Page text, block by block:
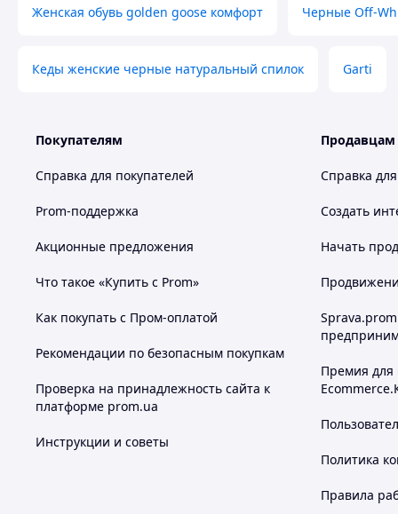
Женская обувь golden goose комфорт Черные Off-
Кеды женские черные натуральный спилок Garti
Покупателям
Справка для покупателей
Prom-поддержка
Акционные предложения
Что такое «Купить с Prom»
Как покупать с Пром-оплатой
Рекомендации по безопасным покупкам
Проверка на принадлежность сайта к
платформе prom.ua
Инструкции и советы
Продавцам
Справка
Создать
Начать
Премия для
Политика
Правила